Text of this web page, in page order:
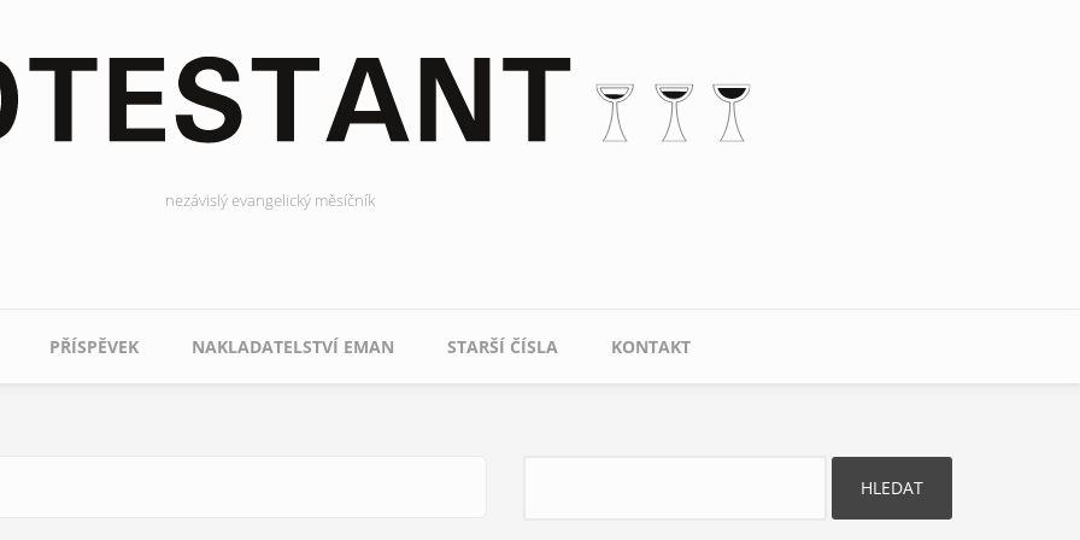
nezávislý evangelický měsíčník
PŘÍSPĚVEK NAKLADATELSTVÍ EMAN STARŠÍ ČÍSLA KONTAKT